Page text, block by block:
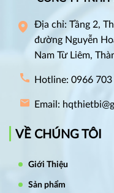
Địa chỉ: Tầng 2,
đường Nguyễn
Nam Từ Liêm,
Hotline: 0966
Email:
VỀ CHÚNG TÔI
Giới Thiệu
Sản phẩm